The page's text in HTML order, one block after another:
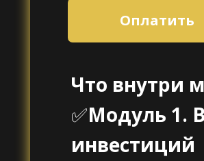
Оплатить
Что внутри
✅Модуль 1.
инвестиций